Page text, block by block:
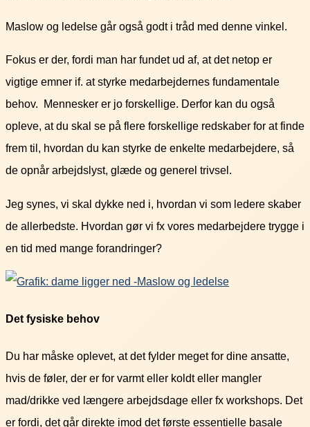
Maslow og ledelse går også godt i tråd med denne vinkel.
Fokus er der, fordi man har fundet ud af, at det netop er
vigtige emner if. at styrke medarbejdernes fundamentale
behov. Mennesker er jo forskellige. Derfor kan du også
opleve, at du skal se på flere forskellige redskaber for at finde
frem til, hvordan du kan styrke de enkelte medarbejdere, så
de opnår arbejdslyst, glæde og generel trivsel.
Jeg synes, vi skal dykke ned i, hvordan vi som ledere skaber
de allerbedste. Hvordan gør vi fx vores medarbejdere trygge i
en tid med mange forandringer?
Det fysiske behov
Du har måske oplevet, at det fylder meget for dine ansatte,
hvis de føler, der er for varmt eller koldt eller mangler
mad/drikke ved længere arbejdsdage eller fx workshops. Det
er fordi, det går direkte imod det første essentielle basale